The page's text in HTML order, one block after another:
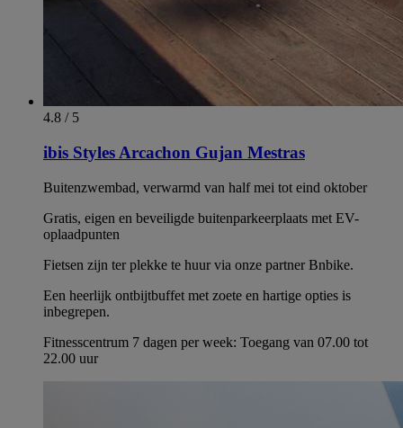
4.8 / 5
ibis Styles Arcachon Gujan Mestras
Buitenzwembad, verwarmd van half mei tot eind oktober
Gratis, eigen en beveiligde buitenparkeerplaats met EV-
oplaadpunten
Fietsen zijn ter plekke te huur via onze partner Bnbike.
Een heerlijk ontbijtbuffet met zoete en hartige opties is
inbegrepen.
Fitnesscentrum 7 dagen per week: Toegang van 07.00 tot
22.00 uur